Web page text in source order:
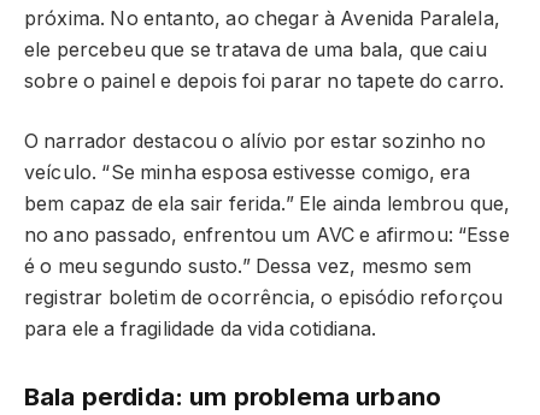
próxima. No entanto, ao chegar à Avenida Paralela,
ele percebeu que se tratava de uma bala, que caiu
sobre o painel e depois foi parar no tapete do carro.
O narrador destacou o alívio por estar sozinho no
veículo. “Se minha esposa estivesse comigo, era
bem capaz de ela sair ferida.” Ele ainda lembrou que,
no ano passado, enfrentou um AVC e afirmou: “Esse
é o meu segundo susto.” Dessa vez, mesmo sem
registrar boletim de ocorrência, o episódio reforçou
para ele a fragilidade da vida cotidiana.
Bala perdida: um problema urbano